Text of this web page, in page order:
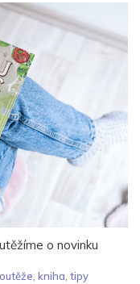
o novinku
kniha tipy